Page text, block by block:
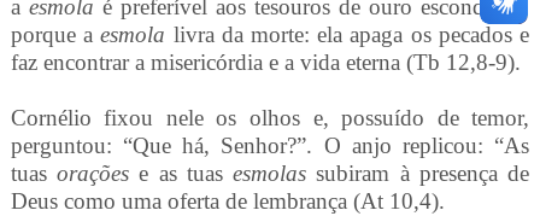
a esmola é preferível aos tesouros de ouro escondidos,
porque aesmola livra da morte: ela apaga os pecados e
faz encontrar a misericórdia e a vida eterna (Tb 12,8-9).
Cornélio fixou nele os olhos e, possuído de temor,
perguntou: “Que há, Senhor?”. O anjo replicou: “As
tuasorações e as tuasesmolassubiram à presença de
Deus como uma oferta de lembrança (At 10,4).